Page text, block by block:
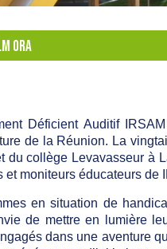
ORA
Déficient Auditif
de la Réunion. La
du collège Levavasseur à
moniteurs éducateurs de
en situation de
de mettre en lumière
dans une aventure